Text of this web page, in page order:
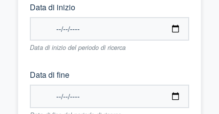
Data di inizio
Data di inizio del periodo di ricerca
Data di fine